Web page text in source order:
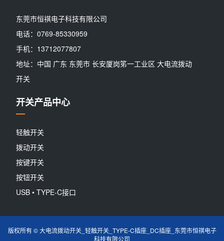
东莞市恒祺电子科技有限公司
电话：0769-85330959
手机：13712077807
地址：中国 广东 东莞市 长安厦岗笫一工业区 大电流拨动
开关
开关产品中心
轻触开关
拨动开关
按键开关
按钮开关
USB • TYPE-C接口
版权所有 © 大电流拨动开关_轻触开关_TYPE-C插座_DC插座_东莞市恒祺电子
科技有限公司